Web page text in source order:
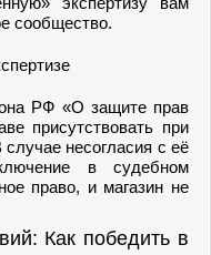
сообщество.
РФ «О защите прав
присутствовать при
несогласия с её
в судебном
право, и магазин не
Как победить в